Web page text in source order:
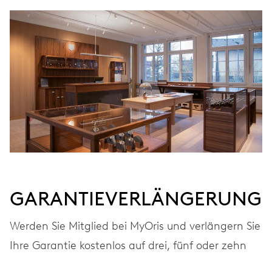
GARANTIEVERLÄNGERUNG
Werden Sie Mitglied bei MyOris und verlängern Sie
Ihre Garantie kostenlos auf drei, fünf oder zehn